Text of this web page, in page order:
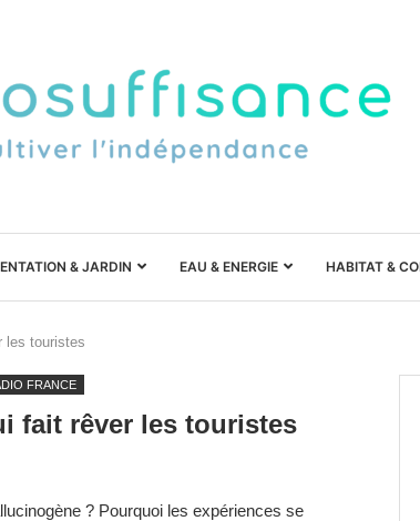
& JARDIN EAU & ENERGIE HABITAT &
les touristes
FRANCE
fait rêver les touristes
? Pourquoi les expériences se